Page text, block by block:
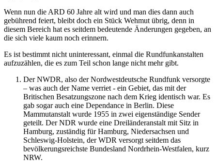
Wenn nun die ARD 60 Jahre alt wird und man dies dann auch
gebührend feiert, bleibt doch ein Stück Wehmut übrig, denn in
diesem Bereich hat es seitdem bedeutende Änderungen gegeben, an
die sich viele kaum noch erinnern.
Es ist bestimmt nicht uninteressant, einmal die Rundfunkanstalten
aufzuzählen, die es zum Teil schon lange nicht mehr gibt.
Der NWDR, also der Nordwestdeutsche Rundfunk versorgte
– was auch der Name verriet - ein Gebiet, das mit der
Britischen Besatzungszone nach dem Krieg identisch war. Es
gab sogar auch eine Dependance in Berlin. Diese
Mammutanstalt wurde 1955 in zwei eigenständige Sender
geteilt. Der NDR wurde eine Dreiländeranstalt mit Sitz in
Hamburg, zuständig für Hamburg, Niedersachsen und
Schleswig-Holstein, der WDR versorgt seitdem das
bevölkerungsreichste Bundesland Nordrhein-Westfalen, kurz
NRW.